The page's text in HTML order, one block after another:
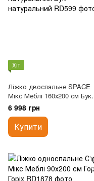
Хіт
Ліжко двоспальне SPACE
Мікс Меблі 160х200 см Бук
натуральний
6 998 грн
Купити